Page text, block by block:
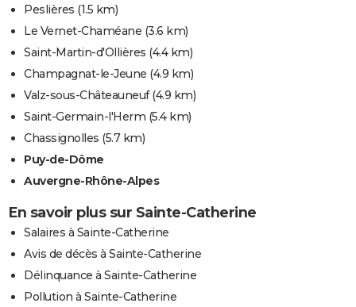
Peslières (1.5 km)
Le Vernet-Chaméane (3.6 km)
Saint-Martin-d'Ollières (4.4 km)
Champagnat-le-Jeune (4.9 km)
Valz-sous-Châteauneuf(4.9 km)
Saint-Germain-l'Herm (5.4 km)
Chassignolles (5.7 km)
Puy-de-Dôme
Auvergne-Rhône-Alpes
En savoir plus sur Sainte-Catherine
Salaires à Sainte-Catherine
Avis de décès à Sainte-Catherine
Délinquance à Sainte-Catherine
Pollution à Sainte-Catherine